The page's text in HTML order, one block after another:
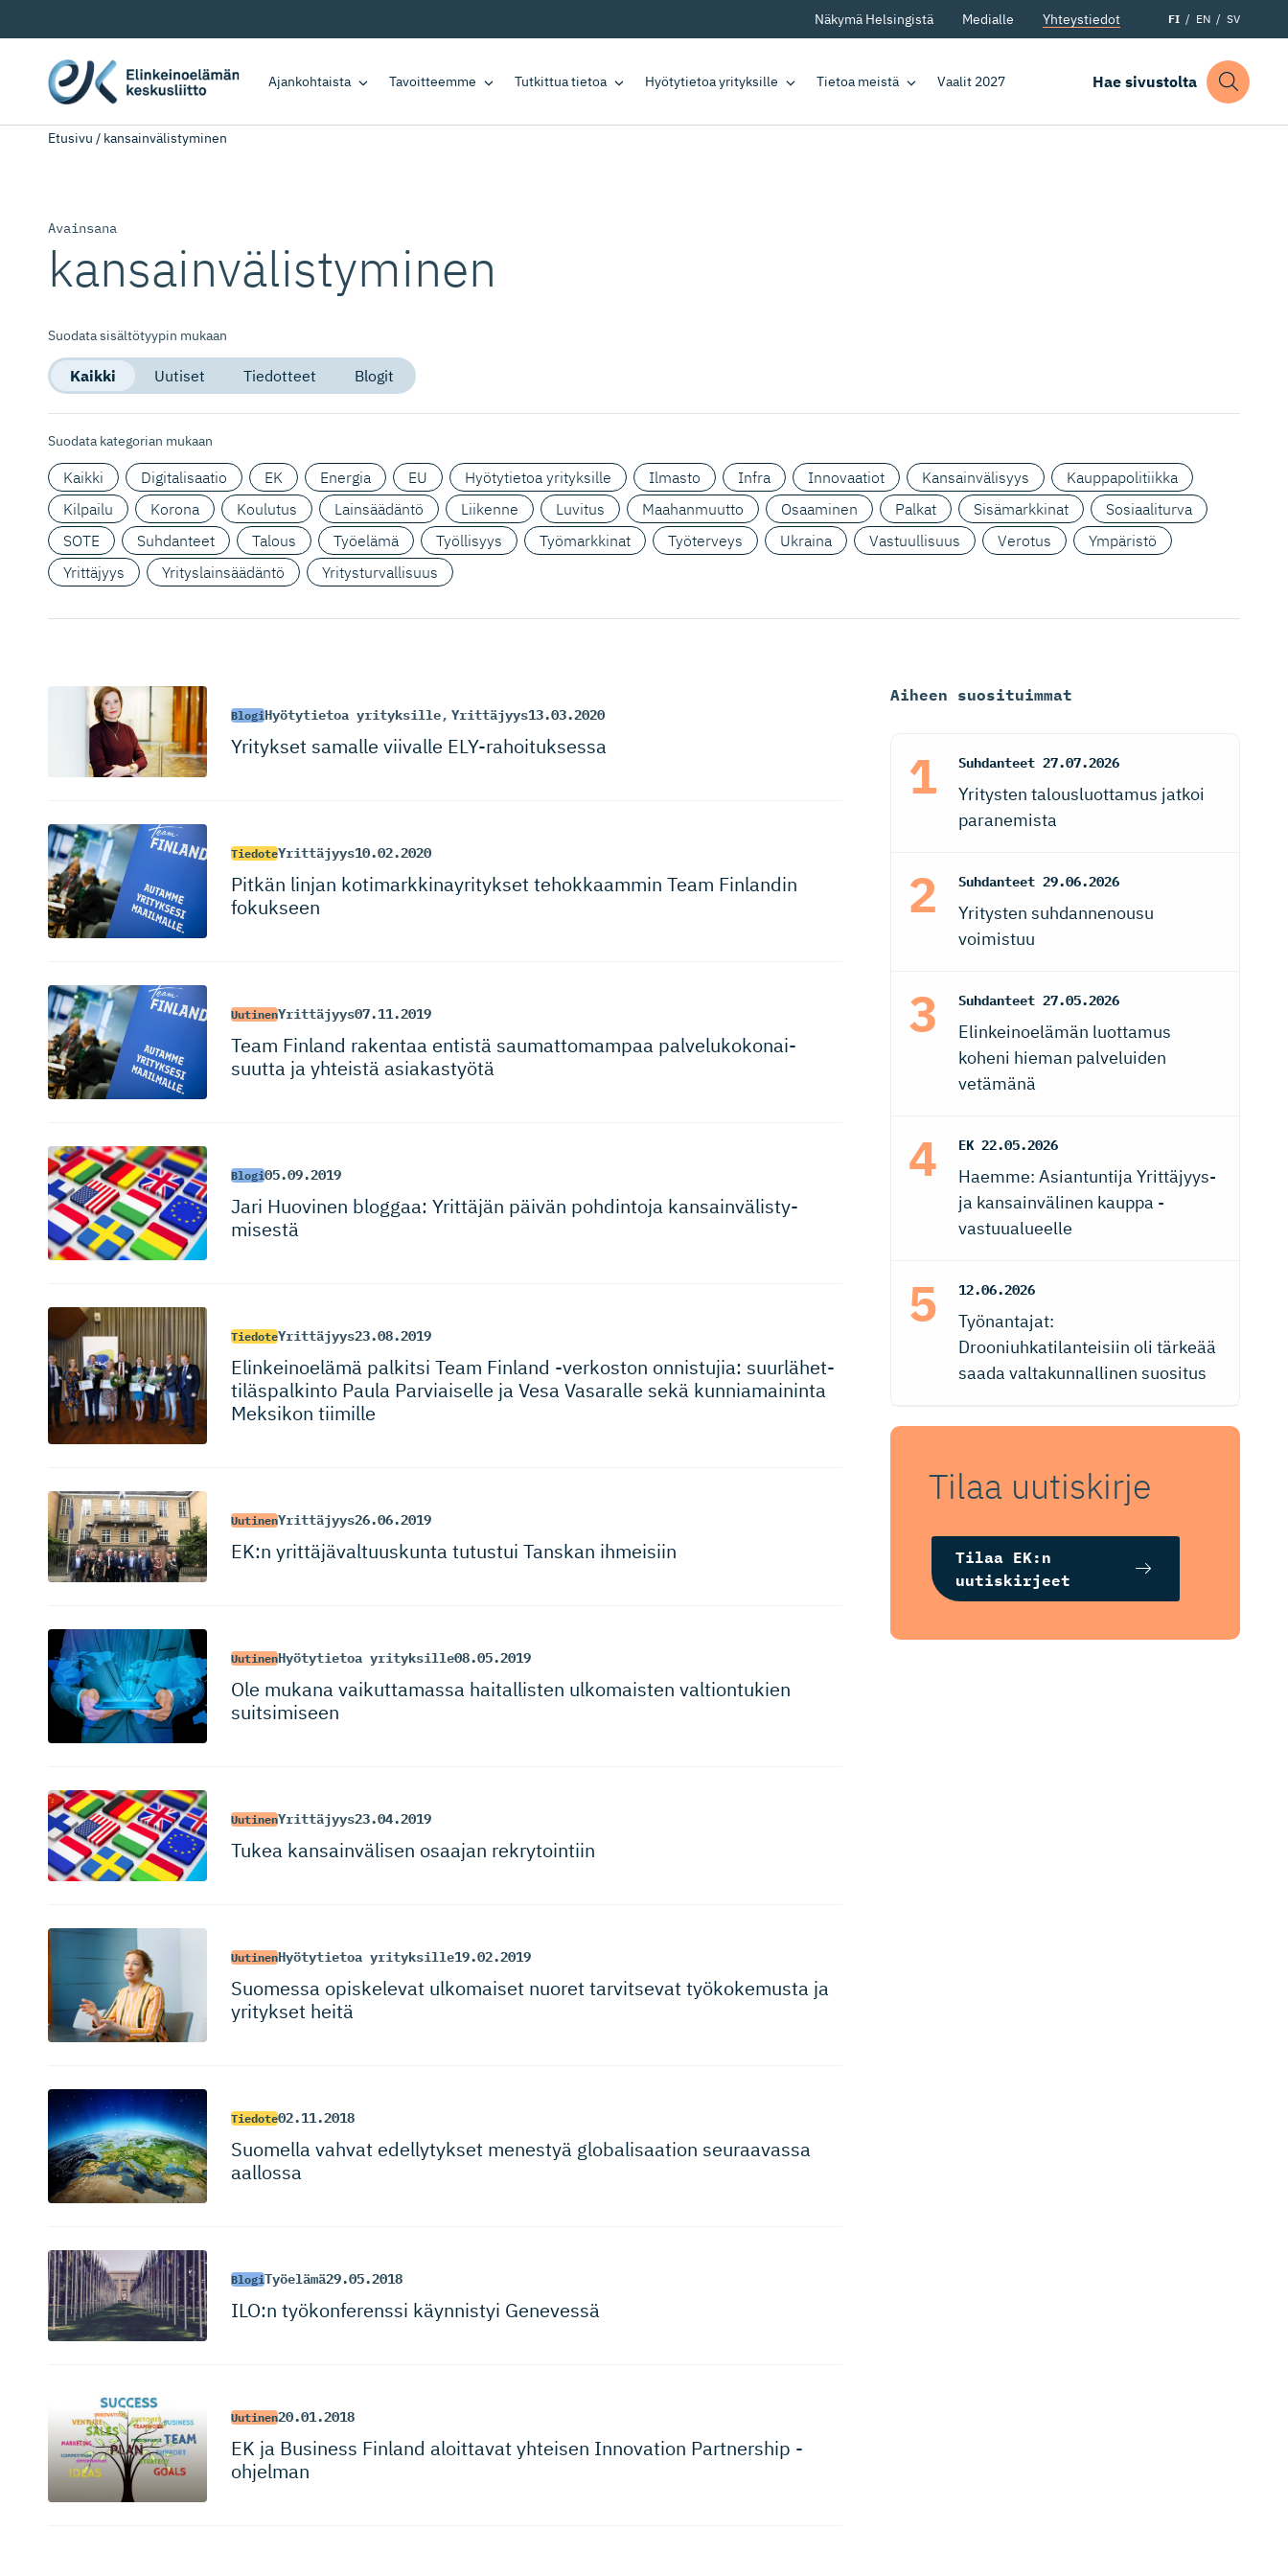
Näkymä Helsingistä Medialle Yhteystiedot FI EN SV
Ajankohtaista Tavoitteemme Tutkittua tietoa Hyötytietoa yrityksille Tietoa meistä Vaalit 2027 Hae sivustolta
Etusivu / kansainvälistyminen
Avainsana
kansainvä­lis­tyminen
Suodata sisältötyypin mukaan
Kaikki Uutiset Tiedotteet Blogit
Suodata kategorian mukaan
Kaikki Digitalisaatio EK Energia EU Hyötytietoa yrityksille Ilmasto Infra Innovaatiot Kansainvälisyys
Kauppapolitiikka
Kilpailu
Korona Koulutus Lainsäädäntö Liikenne Luvitus Maahanmuutto Osaaminen Palkat Sisämarkkinat
Sosiaaliturva
SOTE
Suhdanteet Talous Työelämä Työllisyys Työmarkkinat Työterveys Ukraina Vastuullisuus Verotus
Ympäristö
Yrittäjyys
Yrityslainsäädäntö Yritysturvallisuus
BlogiHyötytietoa yrityksille, Yrittäjyys13.03.2020
Yritykset samalle viivalle ELY-rahoi­tuksessa
TiedoteYrittäjyys10.02.2020
Pitkän linjan kotimarkki­nay­ri­tykset tehokkaammin Team Finlandin
fokukseen
UutinenYrittäjyys07.11.2019
Team Finland rakentaa entistä saumattomampaa palveluko­ko­nai­
suutta ja yhteistä asiakastyötä
Blogi05.09.2019
Jari Huovinen bloggaa: Yrittäjän päivän pohdintoja kansainvä­lis­ty­
misestä
TiedoteYrittäjyys23.08.2019
Elinkeinoelämä palkitsi Team Finland -verkoston onnistujia: suurlähet­
ti­läs­palkinto Paula Parviaiselle ja Vesa Vasaralle sekä kunniamaininta
Meksikon tiimille
UutinenYrittäjyys26.06.2019
EK:n yrittäjäval­tuuskunta tutustui Tanskan ihmeisiin
UutinenHyötytietoa yrityksille08.05.2019
Ole mukana vaikuttamassa haitallisten ulkomaisten valtiontukien
suitsimiseen
UutinenYrittäjyys23.04.2019
Tukea kansainvälisen osaajan rekrytointiin
UutinenHyötytietoa yrityksille19.02.2019
Suomessa opiskelevat ulkomaiset nuoret tarvitsevat työkokemusta ja
yritykset heitä
Tiedote02.11.2018
Suomella vahvat edellytykset menestyä globalisaation seuraavassa
aallossa
BlogiTyöelämä29.05.2018
ILO:n työkonferenssi käynnistyi Genevessä
Uutinen20.01.2018
EK ja Business Finland aloittavat yhteisen Innovation Partnership -
ohjelman
Aiheen suosituimmat
Suhdanteet 27.07.2026
Yritysten talousluottamus jatkoi
paranemista
Suhdanteet 29.06.2026
Yritysten suhdannenousu
voimistuu
Suhdanteet 27.05.2026
Elinkeinoelämän luottamus
koheni hieman palveluiden
vetämänä
EK 22.05.2026
Haemme: Asiantuntija Yrittäjyys-
ja kansainvälinen kauppa -
vastuualueelle
12.06.2026
Työnantajat:
Drooniuhkatilanteisiin oli tärkeää
saada valtakunnallinen suositus
Tilaa uutiskirje
Tilaa EK:n
uutiskirjeet